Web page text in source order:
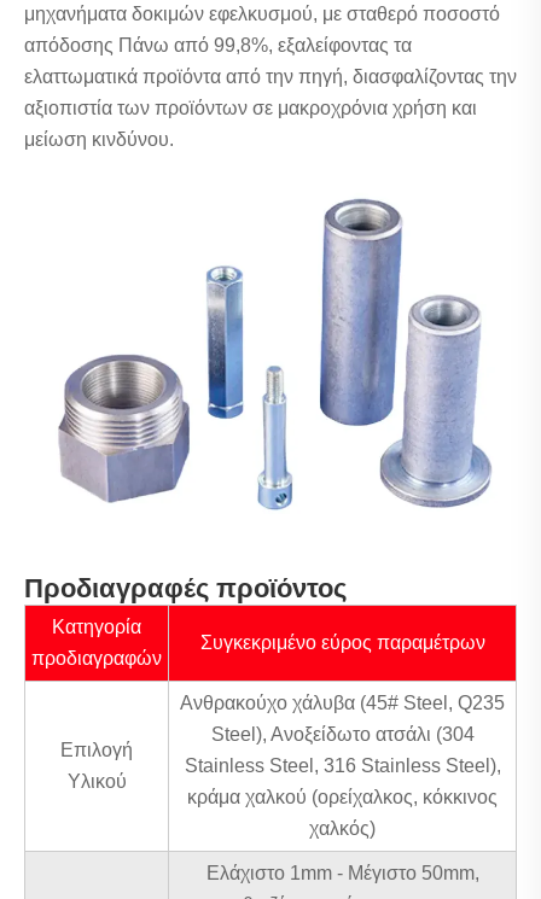
μηχανήματα δοκιμών εφελκυσμού, με σταθερό ποσοστό
απόδοσης Πάνω από 99,8%, εξαλείφοντας τα
ελαττωματικά προϊόντα από την πηγή, διασφαλίζοντας την
αξιοπιστία των προϊόντων σε μακροχρόνια χρήση και
μείωση κινδύνου.
Προδιαγραφές προϊόντος
Κατηγορία
προδιαγραφών
Συγκεκριμένο εύρος παραμέτρων
Επιλογή
Υλικού
Ανθρακούχο χάλυβα (45# Steel, Q235
Steel), Ανοξείδωτο ατσάλι (304
Stainless Steel, 316 Stainless Steel),
κράμα χαλκού (ορείχαλκος, κόκκινος
χαλκός)
Ελάχιστο 1mm - Μέγιστο 50mm,